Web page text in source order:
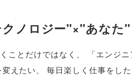
ノロジー"×"あなた
ことだけではなく 、 「エンジ
えたい、 毎日楽しく仕事をし